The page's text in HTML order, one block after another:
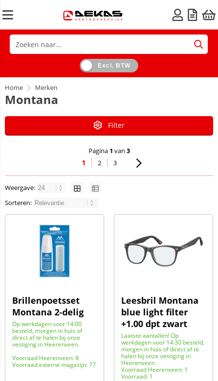
Excl. BTW
Home Merken
Montana
Filter
Pagina 1 van 3
1 2 3
Weergave:
Sorteren:
Brillenpoetsset
Montana 2-delig
Op werkdagen voor 14:00
besteld, morgen in huis of
direct af te halen bij onze
vestiging in Heerenveen.
Voorraad Heerenveen: 8
Voorraad externe magazijn: 77
Leesbril Montana
blue light filter
+1.00 dpt zwart
Laatste aantallen! Op
werkdagen voor 14:30 besteld,
morgen in huis of direct af te
halen bij onze vestiging in
Heerenveen.
Voorraad Heerenveen: 1
Voorraad: 1